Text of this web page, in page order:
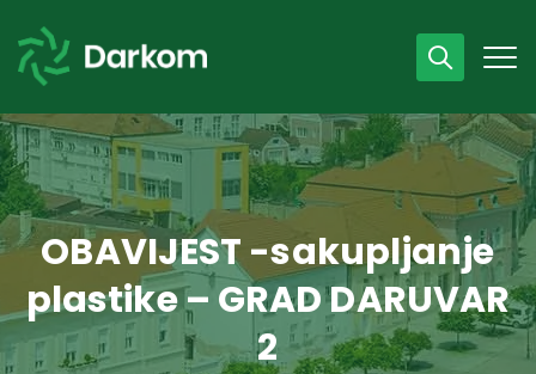
Radno vrijeme
07 - 15 h
043 /440 750
OBAVIJEST -sakupljanje
plastike – GRAD DARUVAR
2